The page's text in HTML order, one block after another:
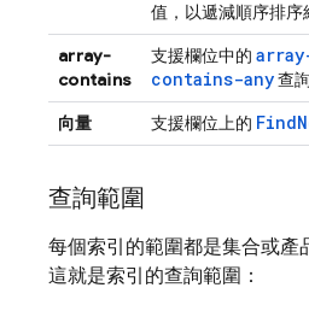
值，以遞減順序排序
array-
contains
支援欄位中的
contains-any查
向量
支援欄位上的
查詢範圍
每個索引的範圍都是集合或產
這就是索引的查詢範圍：